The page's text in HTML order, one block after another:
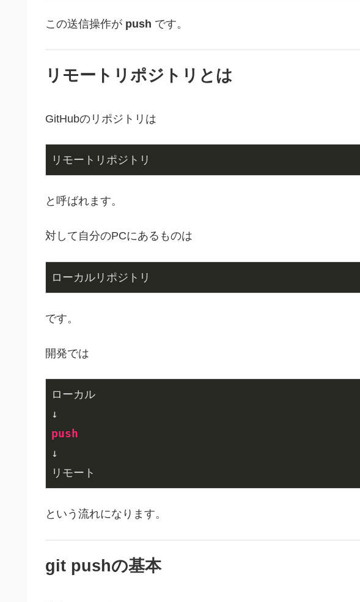
この送信操作が push です。
リモートリポジトリとは
GitHubのリポジトリは
リモートリポジトリ
と呼ばれます。
対して自分のPCにあるものは
ローカルリポジトリ
です。
開発では
ローカル
push
↓
リモート
という流れになります。
git pushの基本